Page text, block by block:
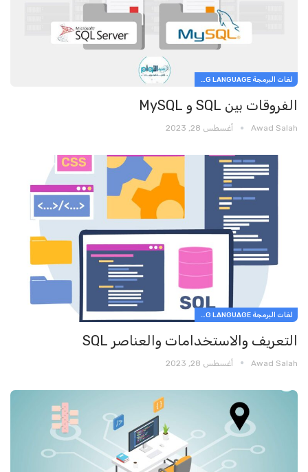
لغات البرمجة PROGRAMMING LANGUAGE
الفروقات بين SQL و MySQL
Awad Salah أغسطس 28, 2023
لغات البرمجة PROGRAMMING LANGUAGE
التعريف والاستخدامات والعناصر SQL
Awad Salah أغسطس 28, 2023